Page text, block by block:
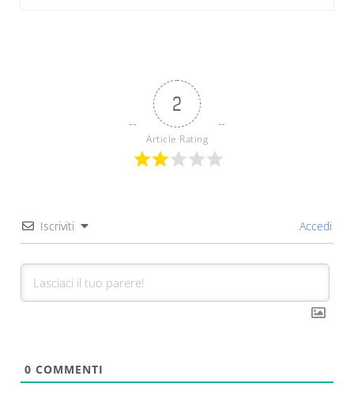
2
Article Rating
Iscriviti Accedi
0 COMMENTI